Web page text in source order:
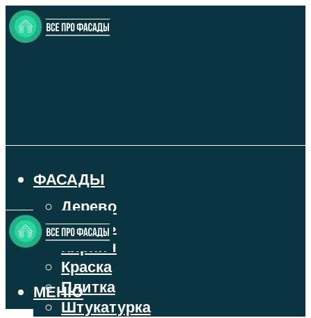
ФАСАДЫ
Дерево
Камень
Кирпич
Краска
Плитка
Штукатурка
МЕНЮ